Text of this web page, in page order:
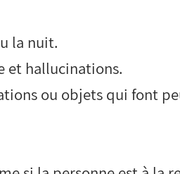
la nuit.
et hallucinations.
ou objets qui font